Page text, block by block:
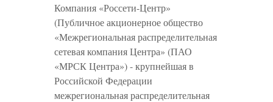
Компания «Россети-Центр»
(Публичное акционерное общество
«Межрегиональная распределительная
сетевая компания Центра» (ПАО
«МРСК Центра») - крупнейшая в
Российской Федерации
межрегиональная распределительная